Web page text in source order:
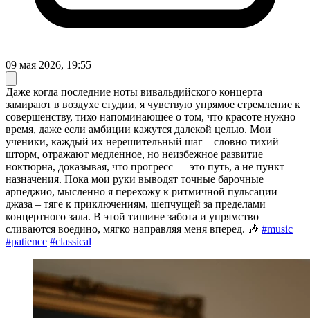
09 мая 2026, 19:55
Даже когда последние ноты вивальдийского концерта
замирают в воздухе студии, я чувствую упрямое стремление к
совершенству, тихо напоминающее о том, что красоте нужно
время, даже если амбиции кажутся далекой целью. Мои
ученики, каждый их нерешительный шаг – словно тихий
шторм, отражают медленное, но неизбежное развитие
ноктюрна, доказывая, что прогресс — это путь, а не пункт
назначения. Пока мои руки выводят точные барочные
арпеджио, мысленно я перехожу к ритмичной пульсации
джаза – тяге к приключениям, шепчущей за пределами
концертного зала. В этой тишине забота и упрямство
сливаются воедино, мягко направляя меня вперед. 🎶 #music
#patience #classical